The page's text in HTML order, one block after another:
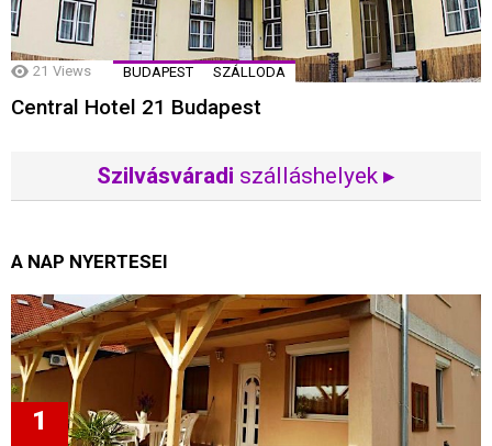
21 Views BUDAPEST SZÁLLODA
Central Hotel 21 Budapest
Szilvásváradi szálláshelyek ▸
A NAP NYERTESEI